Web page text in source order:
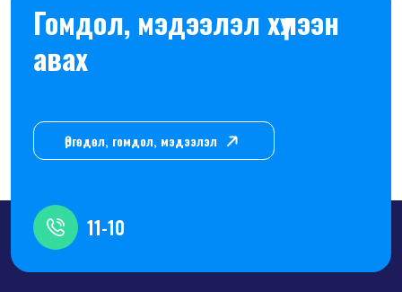
Гомдол, мэдээлэл хүлээн
авах
Өргөдөл, гомдол, мэдээлэл
11-10